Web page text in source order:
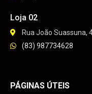
Loja 02
Rua João Suassuna,
(83) 987734628
PÁGINAS ÚTEIS